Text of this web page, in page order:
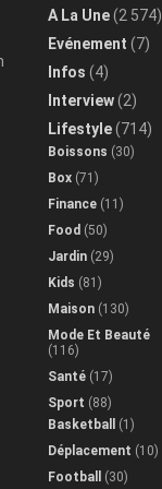
A La Une(2 574)
Evénement (7)
Infos (4)
Interview(2)
Lifestyle(714)
Boissons (30)
Box (71)
Finance (11)
Food (50)
Jardin (29)
Kids (81)
Maison (130)
Mode Et Beauté
(116)
Santé (17)
Sport (88)
Basketball
(1)
Déplacement (10)
Football
(30)